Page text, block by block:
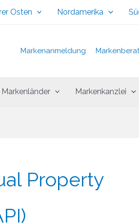
Osten Nordamerika
Markenanmeldung
Markenländer Markenkanzlei
Property